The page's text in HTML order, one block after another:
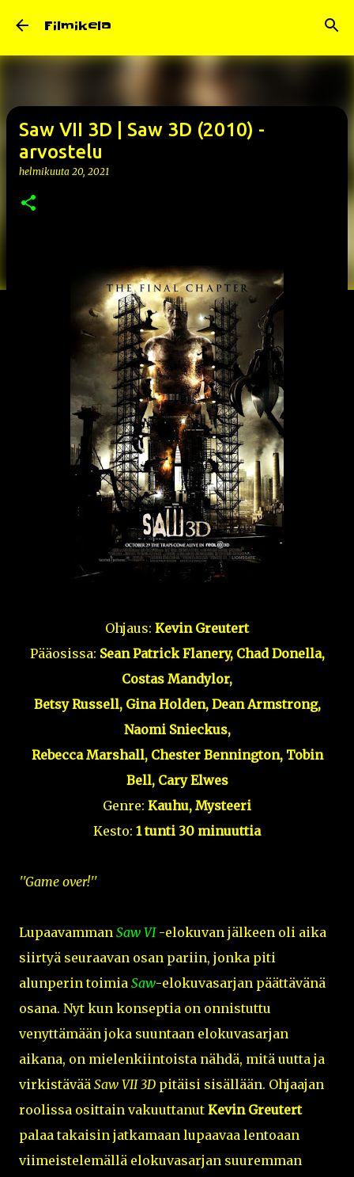
Filmikela
Saw VII 3D | Saw 3D (2010) -
arvostelu
helmikuuta 20, 2021
Ohjaus: Kevin Greutert
Pääosissa: Sean Patrick Flanery, Chad Donella,
Costas Mandylor,
Betsy Russell, Gina Holden, Dean Armstrong,
Naomi Snieckus,
Rebecca Marshall, Chester Bennington, Tobin
Bell, Cary Elwes
Genre: Kauhu, Mysteeri
Kesto: 1 tunti 30 minuuttia
''Game over!''
Lupaavamman Saw VI-elokuvan jälkeen oli aika
siirtyä seuraavan osan pariin, jonka piti
alunperin toimia Saw-elokuvasarjan päättävänä
osana. Nyt kun konseptia on onnistuttu
venyttämään joka suuntaan elokuvasarjan
aikana, on mielenkiintoista nähdä, mitä uutta ja
virkistävää Saw VII 3D pitäisi sisällään. Ohjaajan
roolissa osittain vakuuttanut Kevin Greutert
palaa takaisin jatkamaan lupaavaa lentoaan
viimeistelemällä elokuvasarjan suuremman